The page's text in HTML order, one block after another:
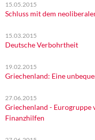
15.05.2015
Schluss mit dem
15.03.2015
Deutsche Verbohrtheit
19.02.2015
Griechenland: Eine
27.06.2015
Griechenland - Eurogruppe
Finanzhilfen